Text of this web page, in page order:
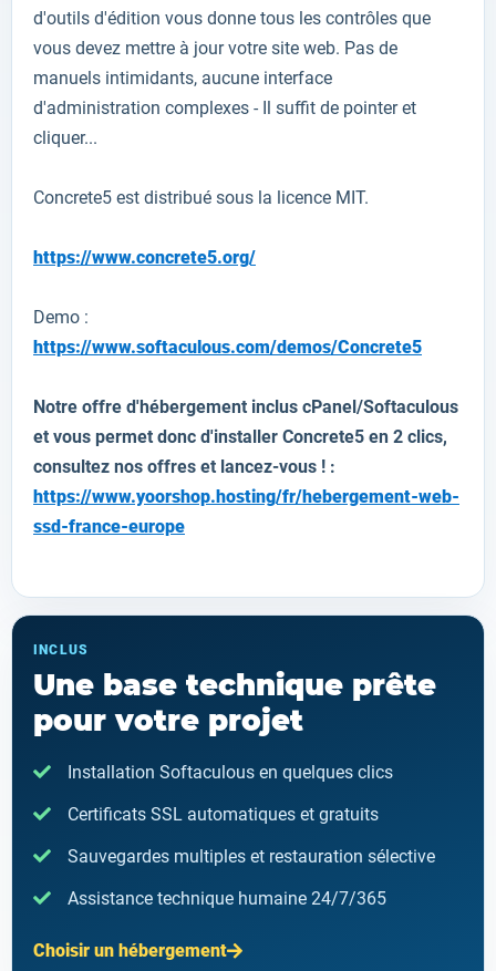
d'outils d'édition vous donne tous les contrôles que
vous devez mettre à jour votre site web. Pas de
manuels intimidants, aucune interface
d'administration complexes - Il suffit de pointer et
cliquer...
Concrete5 est distribué sous la licence MIT.
https://www.concrete5.org/
Demo :
https://www.softaculous.com/demos/Concrete5
Notre offre d'hébergement inclus cPanel/Softaculous
et vous permet donc d'installer Concrete5 en 2 clics,
consultez nos offres et lancez-vous ! :
https://www.yoorshop.hosting/fr/hebergement-web-
ssd-france-europe
INCLUS
Une base technique prête
pour votre projet
Installation Softaculous en quelques clics
Certificats SSL automatiques et gratuits
Sauvegardes multiples et restauration sélective
Assistance technique humaine 24/7/365
Choisir un hébergement